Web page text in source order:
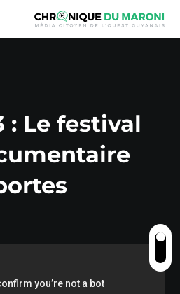
: Le festival